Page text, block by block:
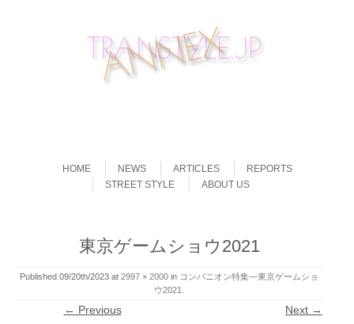
HOME
NEWS ARTICLES
REPORTS
STREET STYLE
ABOUT US
東京ゲームショウ2021
Published 09/20th/2023 at 2997 × 2000 in コンパニオン特集―東京ゲームショ
ウ2021
← Previous Next →